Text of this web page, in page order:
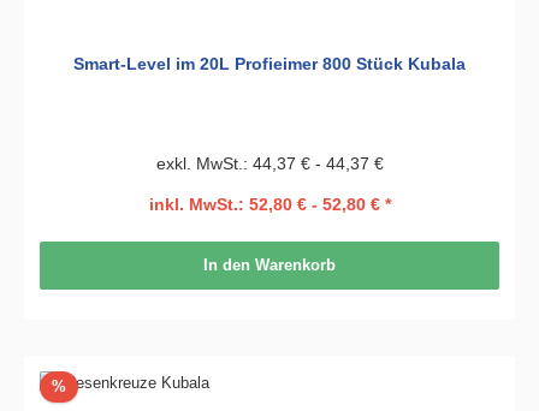
Smart-Level im 20L Profieimer 800 Stück Kubala
exkl. MwSt.: 44,37 € - 44,37 €
inkl. MwSt.: 52,80 € - 52,80 € *
In den Warenkorb
%Rabatt